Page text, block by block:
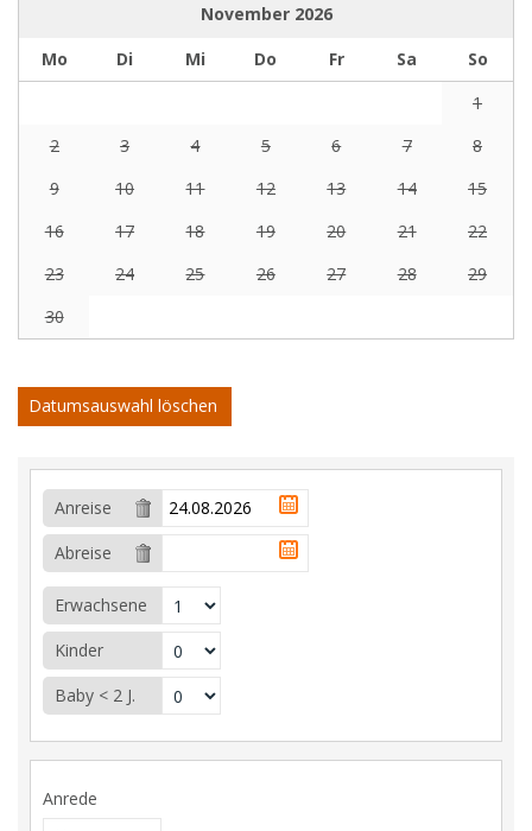
November 2026
Mo
Di Mi Do Fr Sa
So
1
2
3 4 5 6 7
8
9
10 11 12 13 14
15
16
17 18 19 20 21
22
23
24 25 26 27 28
29
30
Datumsauswahl löschen
Anreise
Abreise
Erwachsene
Kinder
Baby < 2 J.
Anrede